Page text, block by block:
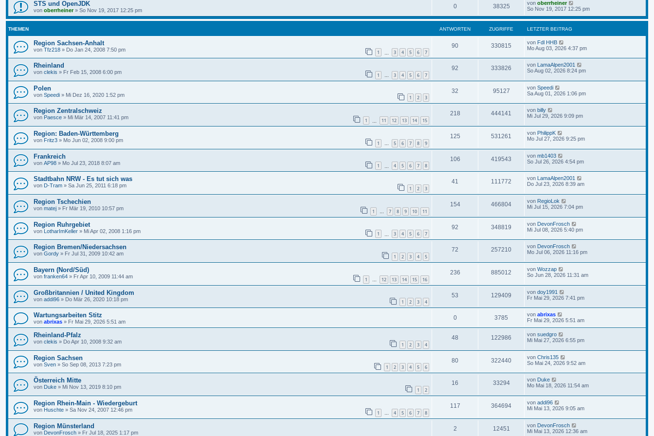
STS und OpenJDK
von oberrheiner» So Nov 19, 2017 12:25 pm
0 38325 von oberrheiner
So Nov 19, 2017 12:25 pm
THEMEN ANTWORTEN ZUGRIFFE LETZTER BEITRAG
Region Sachsen-Anhalt
von Tfz218 » Do Jan 24, 2008 7:50 pm 1 3 4 5 6 7
90 330815 von Fdl HHB
Mo Aug 03, 2026 4:37 pm
Rheinland
von clekis » Fr Feb 15, 2008 6:00 pm 1 … 3 4 5 6 7
92 333826 von LamaAlpen2001
So Aug 02, 2026 8:24 pm
Polen
von Speedi » Mi Dez 16, 2020 1:52 pm 1 2 3
32 95127 von Speedi
Sa Aug 01, 2026 1:06 pm
Region Zentralschweiz
von Paesce » Mi Mär 14, 2007 11:41 pm 1 11 12 13 14 15
218 444141 von billy
Mi Jul 29, 2026 9:09 pm
Region: Baden-Württemberg
von Fritz3 » Mo Jun 02, 2008 9:00 pm 1 … 5 6 7 8 9
125 531261 von PhilippK
Mo Jul 27, 2026 9:25 pm
Frankreich
von AP98 » Mo Jul 23, 2018 8:07 am 1 4 5 6 7 8
106 419543 von mb1403
So Jul 26, 2026 4:54 pm
Stadtbahn NRW - Es tut sich was
von D-Tram » Sa Jun 25, 2011 6:18 pm 1 2 3
41 111772 von
LamaAlpen2001
Do Jul 23, 2026 8:39 am
Region Tschechien
von matej » Fr Mär 19, 2010 10:57 pm 1 … 7 8 9 10 11
154 466804 von RegioLok
Mi Jul 15, 2026 7:04 pm
Region Ruhrgebiet
von LotharImKeller » Mi Apr 02, 2008 1:16 pm 1 3 4 5 6 7
92 348819 von DevonFrosch
Mi Jul 08, 2026 5:40 pm
Region Bremen/Niedersachsen
von Gordy » Fr Jul 31, 2009 10:42 am 1 2 3 4 5
72 257210 von DevonFrosch
Mo Jul 06, 2026 11:16 pm
Bayern (Nord/Süd)
von franken64 » Fr Apr 10, 2009 11:44 am 1 … 12 13 14 15 16
236 885012 von Wozzap
So Jun 28, 2026 11:31 am
Großbritannien / United Kingdom
von addi96 » Do Mär 26, 2020 10:18 pm 1 2 3 4
53 129409 von doy1991
Fr Mai 29, 2026 7:41 pm
Wartungsarbeiten Stitz
von abrixas » Fr Mai 29, 2026 5:51 am
0 3785 von abrixas
Fr Mai 29, 2026 5:51 am
Rheinland-Pfalz
von clekis » Do Apr 10, 2008 9:32 am 1 2 3 4
48 122986 von suedgro
Mi Mai 27, 2026 6:55 pm
Region Sachsen
von Sven » So Sep 08, 2013 7:23 pm 1 2 3 4 5 6
80 322440 von Chris135
So Mai 24, 2026 9:52 am
Österreich Mitte
von Duke » Mi Nov 13, 2019 8:10 pm 1 2
16 33294 von Duke
Mo Mai 18, 2026 11:54 am
Region Rhein-Main - Wiedergeburt
von Huschte » Sa Nov 24, 2007 12:46 pm 1 … 4 5 6 7 8
117 364694 von addi96
Mi Mai 13, 2026 9:05 am
Region Münsterland
von DevonFrosch » Fr Jul 18, 2025 1:17 pm
2 12451 von DevonFrosch
Mi Mai 13, 2026 12:36 am